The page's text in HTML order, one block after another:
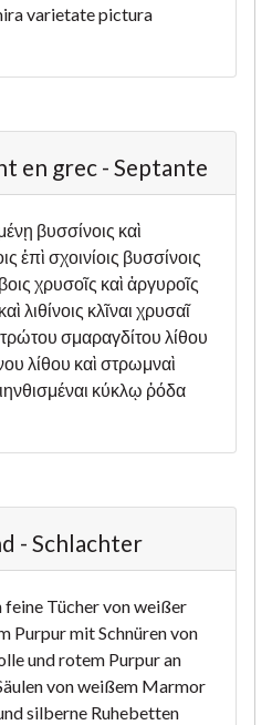
varietate pictura
en grec - Septante
βυσσίνοις καὶ
ἐπὶ σχοινίοις βυσσίνοις
χρυσοῖς καὶ ἀργυροῖς
λιθίνοις κλῖναι χρυσαῖ
σμαραγδίτου λίθου
λίθου καὶ στρωμναὶ
κύκλῳ ῥόδα
- Schlachter
feine Tücher von weißer
Purpur mit Schnüren von
und rotem Purpur an
von weißem Marmor
silberne Ruhebetten